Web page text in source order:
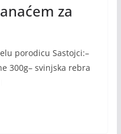
za
porodicu Sastojci:–
300g– svinjska rebra